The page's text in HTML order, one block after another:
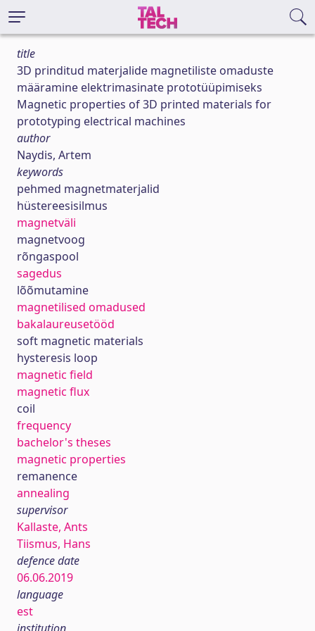
title
3D prinditud materjalide magnetiliste omaduste
määramine elektrimasinate prototüüpimiseks
Magnetic properties of 3D printed materials for
prototyping electrical machines
author
Naydis, Artem
keywords
pehmed magnetmaterjalid
hüstereesisilmus
magnetväli
magnetvoog
rõngaspool
sagedus
lõõmutamine
magnetilised omadused
bakalaureusetööd
soft magnetic materials
hysteresis loop
magnetic field
magnetic flux
coil
frequency
bachelor's theses
magnetic properties
remanence
annealing
supervisor
Kallaste, Ants
Tiismus, Hans
defence date
06.06.2019
language
est